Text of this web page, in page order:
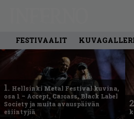
FESTIVAALIT
1. Hellsinki Metal Festival kuvina,
osa 1 – Accept, Carcass, Black Label
Society ja muita avauspäivän
esiintyjiä